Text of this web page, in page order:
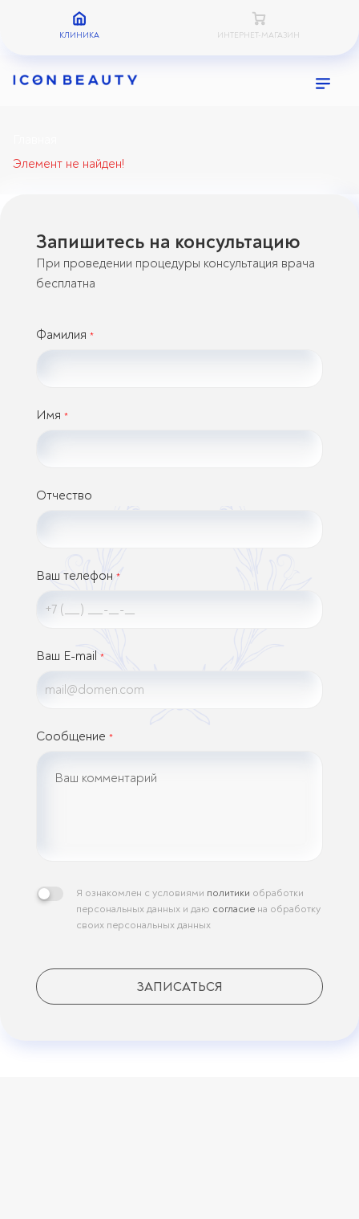
КЛИНИКА ИНТЕРНЕТ-МАГАЗИН
Элемент не найден!
Запишитесь на консультацию
При проведении процедуры консультация врача
бесплатна
Фамилия *
Имя *
Отчество
Ваш телефон *
Ваш E-mail *
Сообщение *
Я ознакомлен с условиями политики обработки
персональных данных и даю согласие на обработку
своих персональных данных
ЗАПИСАТЬСЯ